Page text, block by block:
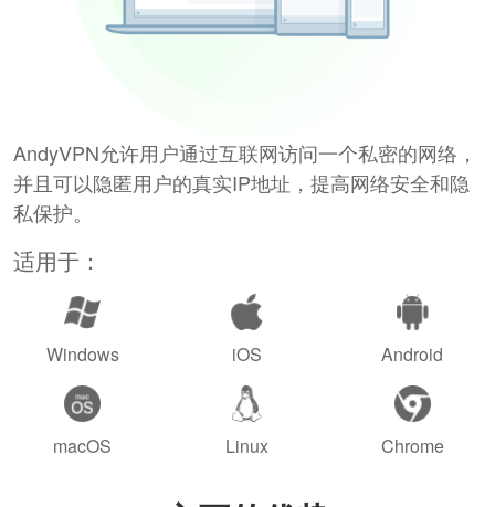
AndyVPN允许用户通过互联网访问一个私密的网络，
并且可以隐匿用户的真实IP地址，提高网络安全和隐
私保护。
适用于：
Windows iOS Android
macOS Linux Chrome